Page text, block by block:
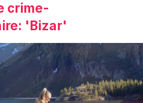
crime-
'Bizar'